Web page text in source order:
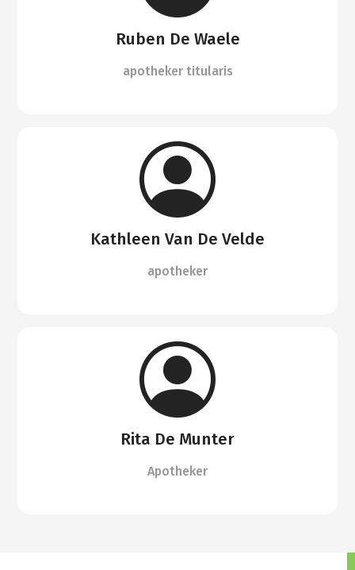
Ruben De Waele
apotheker titularis
Kathleen Van De Velde
apotheker
Rita De Munter
Apotheker